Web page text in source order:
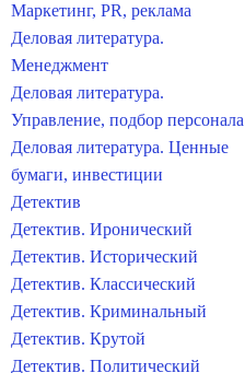
Маркетинг, PR, реклама
Деловая литература.
Менеджмент
Деловая литература.
Управление, подбор персонала
Деловая литература. Ценные
бумаги, инвестиции
Детектив
Детектив. Иронический
Детектив. Исторический
Детектив. Классический
Детектив. Криминальный
Детектив. Крутой
Детектив. Политический